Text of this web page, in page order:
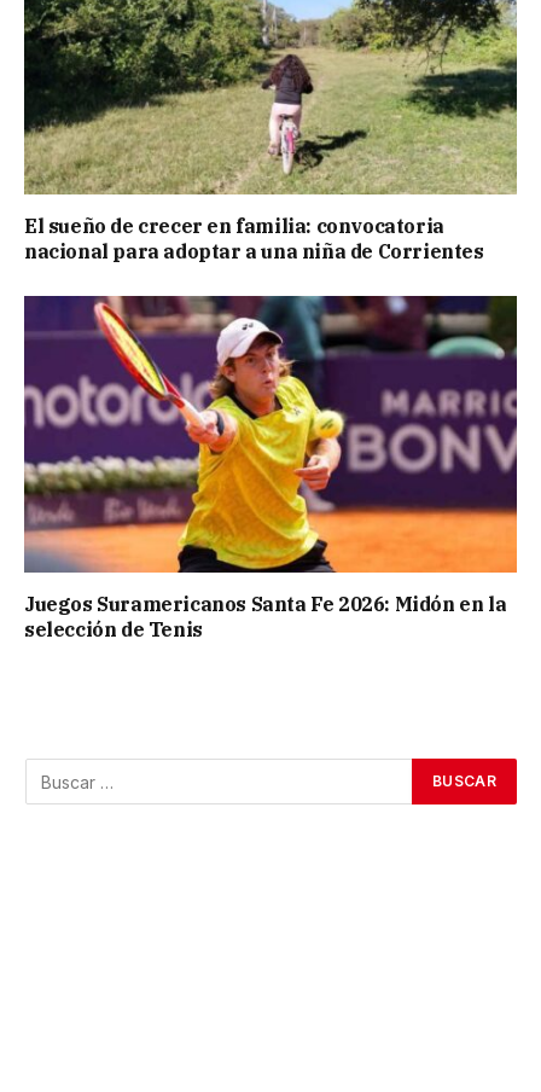
El sueño de crecer en familia: convocatoria
nacional para adoptar a una niña de Corrientes
Juegos Suramericanos Santa Fe 2026: Midón en la
selección de Tenis